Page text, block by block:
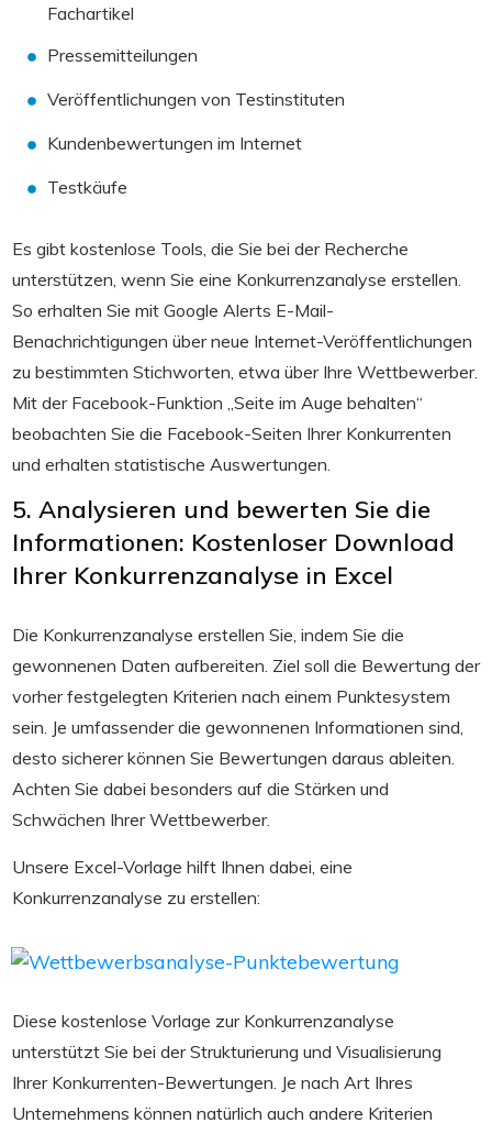
Fachartikel
Pressemitteilungen
Veröffentlichungen von Testinstituten
Kundenbewertungen im Internet
Testkäufe
Es gibt kostenlose Tools, die Sie bei der Recherche
unterstützen, wenn Sie eine Konkurrenzanalyse erstellen.
So erhalten Sie mit Google Alerts E-Mail-
Benachrichtigungen über neue Internet-Veröffentlichungen
zu bestimmten Stichworten, etwa über Ihre Wettbewerber.
Mit der Facebook-Funktion „Seite im Auge behalten“
beobachten Sie die Facebook-Seiten Ihrer Konkurrenten
und erhalten statistische Auswertungen.
5. Analysieren und bewerten Sie die
Informationen: Kostenloser Download
Ihrer Konkurrenzanalyse in Excel
Die Konkurrenzanalyse erstellen Sie, indem Sie die
gewonnenen Daten aufbereiten. Ziel soll die Bewertung der
vorher festgelegten Kriterien nach einem Punktesystem
sein. Je umfassender die gewonnenen Informationen sind,
desto sicherer können Sie Bewertungen daraus ableiten.
Achten Sie dabei besonders auf die Stärken und
Schwächen Ihrer Wettbewerber.
Unsere Excel-Vorlage hilft Ihnen dabei, eine
Konkurrenzanalyse zu erstellen:
Diese kostenlose Vorlage zur Konkurrenzanalyse
unterstützt Sie bei der Strukturierung und Visualisierung
Ihrer Konkurrenten-Bewertungen. Je nach Art Ihres
Unternehmens können natürlich auch andere Kriterien